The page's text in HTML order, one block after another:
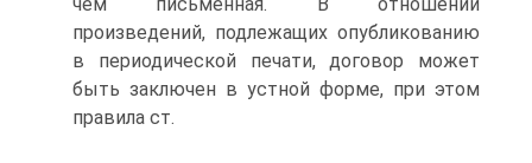
произведений, подлежащих опубликованию
в периодической печати, договор может
быть заключен в устной форме, при этом
правила ст.